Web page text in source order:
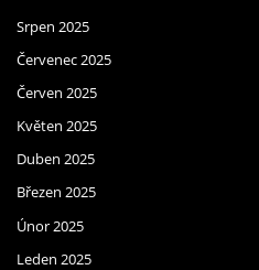
Srpen 2025
Červenec 2025
Červen 2025
Květen 2025
Duben 2025
Březen 2025
Únor 2025
Leden 2025